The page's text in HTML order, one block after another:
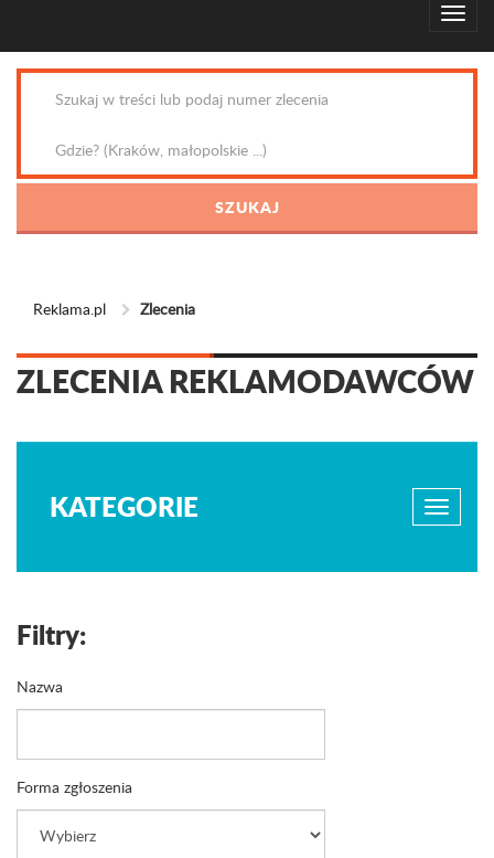
Reklama.pl Zlecenia
ZLECENIA REKLAMODAWCÓW
KATEGORIE
Filtry:
Nazwa
Forma zgłoszenia